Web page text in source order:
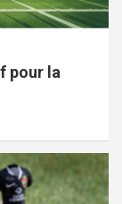
pour la